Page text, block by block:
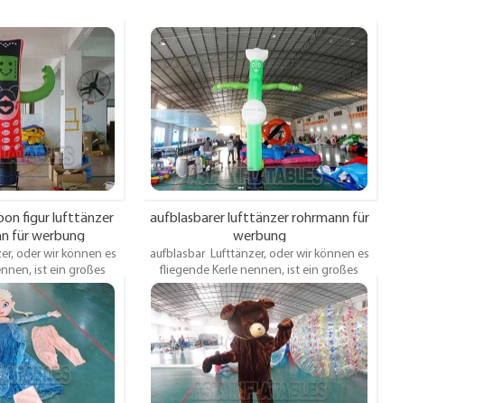
figur lufttänzer
für werbung
oder wir können es
ist ein großes
die ein langes
an einem Lüfter
verursacht sich in
bewegenden
bewegen.
aufblasbarer lufttänzer rohrmann für
werbung
aufblasbar Lufttänzer, oder wir können es
fliegende Kerle nennen, ist ein großes
aufblasbares Vorrichtungen, die ein langes
Rohr umfassen, das an einem Lüfter
befestigt ist, der das Rohr verursacht sich in
einer tanzenden oder bewegenden
Bewegung bewegen.